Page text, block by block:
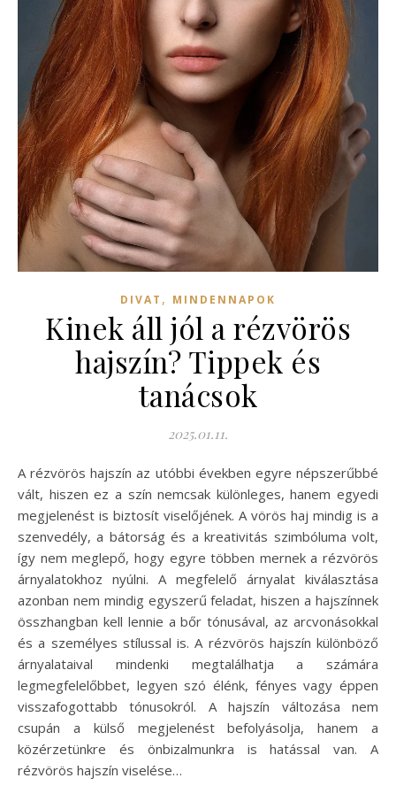
DIVAT , MINDENNAPOK
Kinek áll jól a rézvörös
hajszín? Tippek és
tanácsok
2025.01.11.
A rézvörös hajszín az utóbbi években egyre népszerűbbé
vált, hiszen ez a szín nemcsak különleges, hanem egyedi
megjelenést is biztosít viselőjének. A vörös haj mindig is a
szenvedély, a bátorság és a kreativitás szimbóluma volt,
így nem meglepő, hogy egyre többen mernek a rézvörös
árnyalatokhoz nyúlni. A megfelelő árnyalat kiválasztása
azonban nem mindig egyszerű feladat, hiszen a hajszínnek
összhangban kell lennie a bőr tónusával, az arcvonásokkal
és a személyes stílussal is. A rézvörös hajszín különböző
árnyalataival mindenki megtalálhatja a számára
legmegfelelőbbet, legyen szó élénk, fényes vagy éppen
visszafogottabb tónusokról. A hajszín változása nem
csupán a külső megjelenést befolyásolja, hanem a
közérzetünkre és önbizalmunkra is hatással van. A
rézvörös hajszín viselése…